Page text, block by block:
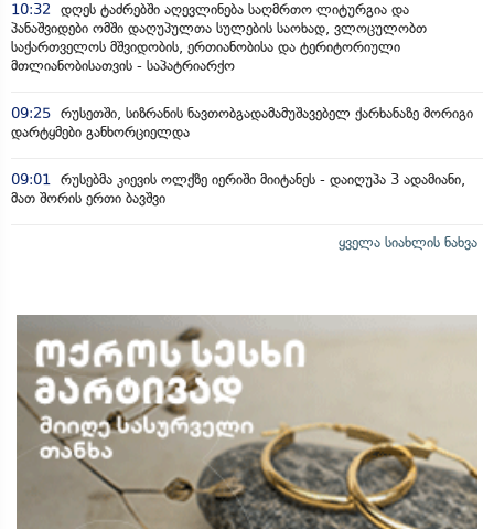
10:32 დღეს ტაძრებში აღევლინება საღმრთო ლიტურგია და
პანაშვიდები ომში დაღუპულთა სულების საოხად, ვლოცულობთ
საქართველოს მშვიდობის, ერთიანობისა და ტერიტორიული
მთლიანობისათვის - საპატრიარქო
09:25 რუსეთში, სიზრანის ნავთობგადამამუშავებელ ქარხანაზე მორიგი
დარტყმები განხორციელდა
09:01 რუსებმა კიევის ოლქზე იერიში მიიტანეს - დაიღუპა 3 ადამიანი,
მათ შორის ერთი ბავშვი
ყველა სიახლის ნახვა